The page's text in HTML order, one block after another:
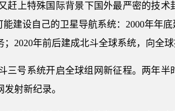
赶上特殊国际背景下国外最严密的技术
建设自己的卫星导航系统：2000年年
2020年前后建成北斗全球系统，向全球
三号系统开启全球组网新征程。两年半
射新纪录。